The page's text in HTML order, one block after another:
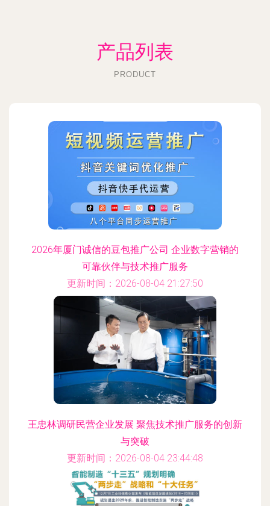
产品列表
PRODUCT
2026年厦门诚信的豆包推广公司 企业数字营销的
可靠伙伴与技术推广服务
更新时间：2026-08-04 21:27:50
王忠林调研民营企业发展 聚焦技术推广服务的创新
与突破
更新时间：2026-08-04 23:44:48